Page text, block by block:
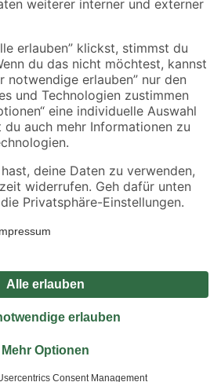
MwSt.. Die dargestellten Angebote sind unter
Die angegebenen Verfügbarkeiten beziehen
gilt nicht für Artikel mit Speditionsversand, hier
Impressum
Vertrag widerrufen